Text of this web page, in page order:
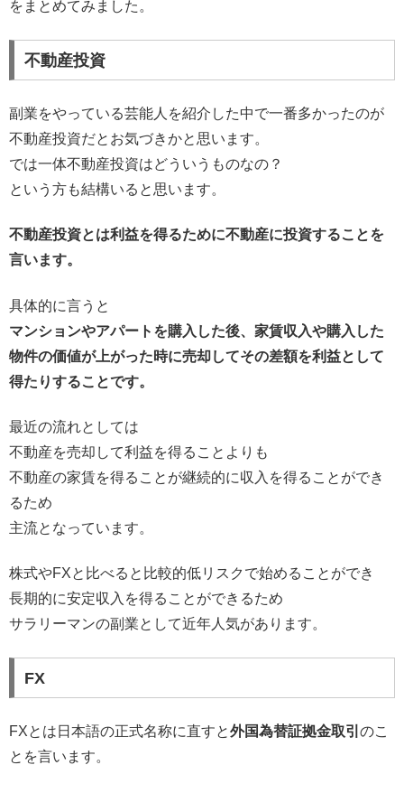
をまとめてみました。
不動産投資
副業をやっている芸能人を紹介した中で一番多かったのが
不動産投資だとお気づきかと思います。
では一体不動産投資はどういうものなの？
という方も結構いると思います。
不動産投資とは利益を得るために不動産に投資することを
言います。
具体的に言うと
マンションやアパートを購入した後、家賃収入や購入した
物件の価値が上がった時に売却してその差額を利益として
得たりすることです。
最近の流れとしては
不動産を売却して利益を得ることよりも
不動産の家賃を得ることが継続的に収入を得ることができ
るため
主流となっています。
株式やFXと比べると比較的低リスクで始めることができ
長期的に安定収入を得ることができるため
サラリーマンの副業として近年人気があります。
FX
FXとは日本語の正式名称に直すと外国為替証拠金取引 のこ
とを言います。